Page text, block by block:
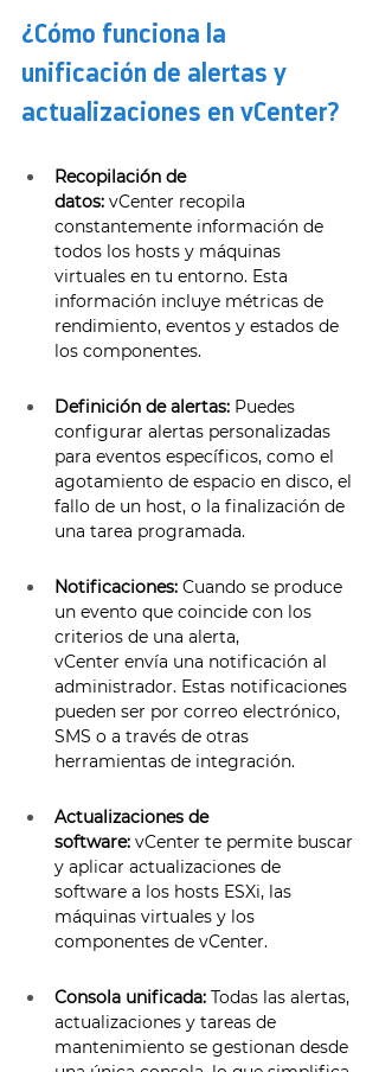
¿Cómo funciona la
unificación de alertas y
actualizaciones en vCenter?
Recopilación de
datos: vCenter recopila
constantemente información de
todos los hosts y máquinas
virtuales en tu entorno. Esta
información incluye métricas de
rendimiento, eventos y estados de
los componentes.
Definición de alertas: Puedes
configurar alertas personalizadas
para eventos específicos, como el
agotamiento de espacio en disco, el
fallo de un host, o la finalización de
una tarea programada.
Notificaciones: Cuando se produce
un evento que coincide con los
criterios de una alerta,
vCenter envía una notificación al
administrador. Estas notificaciones
pueden ser por correo electrónico,
SMS o a través de otras
herramientas de integración.
Actualizaciones de
software: vCenter te permite buscar
y aplicar actualizaciones de
software a los hosts ESXi, las
máquinas virtuales y los
componentes de vCenter.
Consola unificada: Todas las alertas,
actualizaciones y tareas de
mantenimiento se gestionan desde